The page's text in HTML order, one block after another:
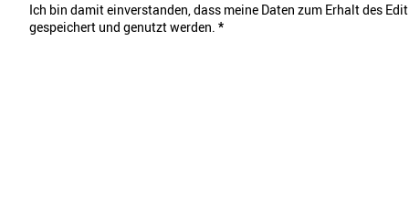
Ich bin damit einverstanden, dass meine Daten zum Erhalt des
gespeichert und genutzt werden. *